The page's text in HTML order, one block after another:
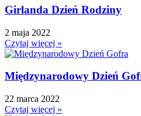
Jesień
K
Kalendarz
Kalendarze i planery
Karnawał
Kartki do odbijania
Girlanda Dzień Rodziny
2 maja 2022
Czytaj więcej »
Międzynarodowy Dzień
22 marca 2022
Czytaj więcej »